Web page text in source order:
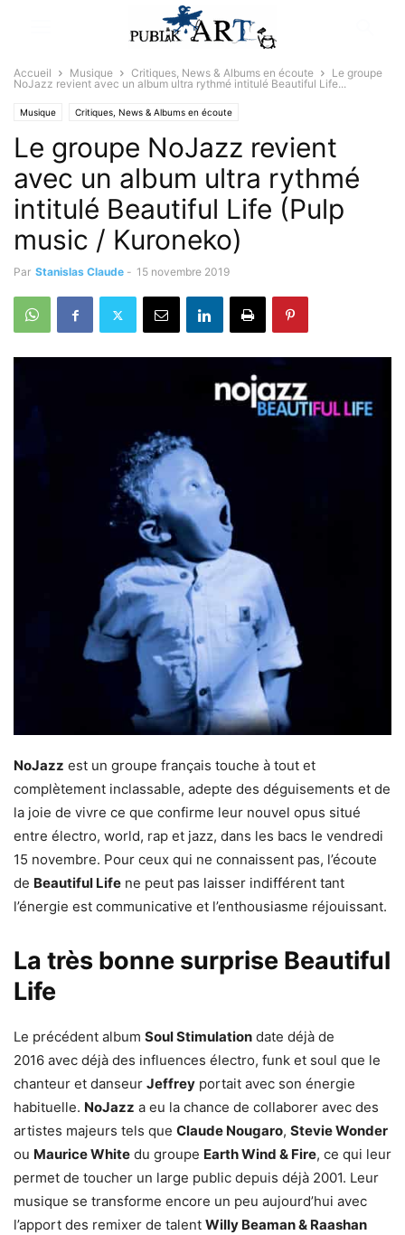
Accueil Musique Critiques, News & Albums en écoute
Le groupe
NoJazz revient avec un album ultra rythmé intitulé Beautiful Life...
Musique Critiques, News & Albums en écoute
Le groupe NoJazz revient
avec un album ultra rythmé
intitulé Beautiful Life (Pulp
music / Kuroneko)
Par Stanislas Claude - 15 novembre 2019
NoJazz est un groupe français touche à tout et
complètement inclassable, adepte des déguisements et de
la joie de vivre ce que confirme leur nouvel opus situé
entre électro, world, rap et jazz, dans les bacs le vendredi
15 novembre. Pour ceux qui ne connaissent pas, l’écoute
de Beautiful Life ne peut pas laisser indifférent tant
l’énergie est communicative et l’enthousiasme réjouissant.
La très bonne surprise Beautiful
Life
Le précédent album Soul Stimulation date déjà de
2016 avec déjà des influences électro, funk et soul que le
chanteur et danseur Jeffrey portait avec son énergie
habituelle. NoJazz a eu la chance de collaborer avec des
artistes majeurs tels que Claude Nougaro, Stevie Wonder
ou Maurice White du groupe Earth Wind & Fire, ce qui leur
permet de toucher un large public depuis déjà 2001. Leur
musique se transforme encore un peu aujourd’hui avec
l’apport des remixer de talent Willy Beaman & Raashan